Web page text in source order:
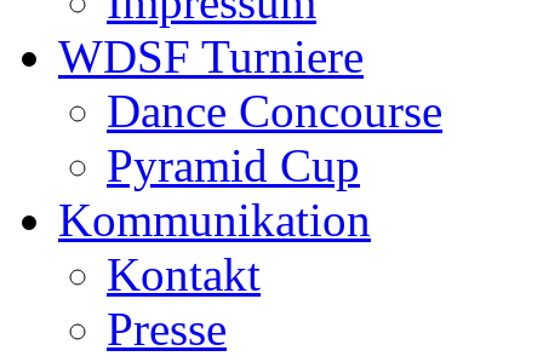
WDSF Turniere
Dance Concourse
Pyramid Cup
Kommunikation
Kontakt
Presse